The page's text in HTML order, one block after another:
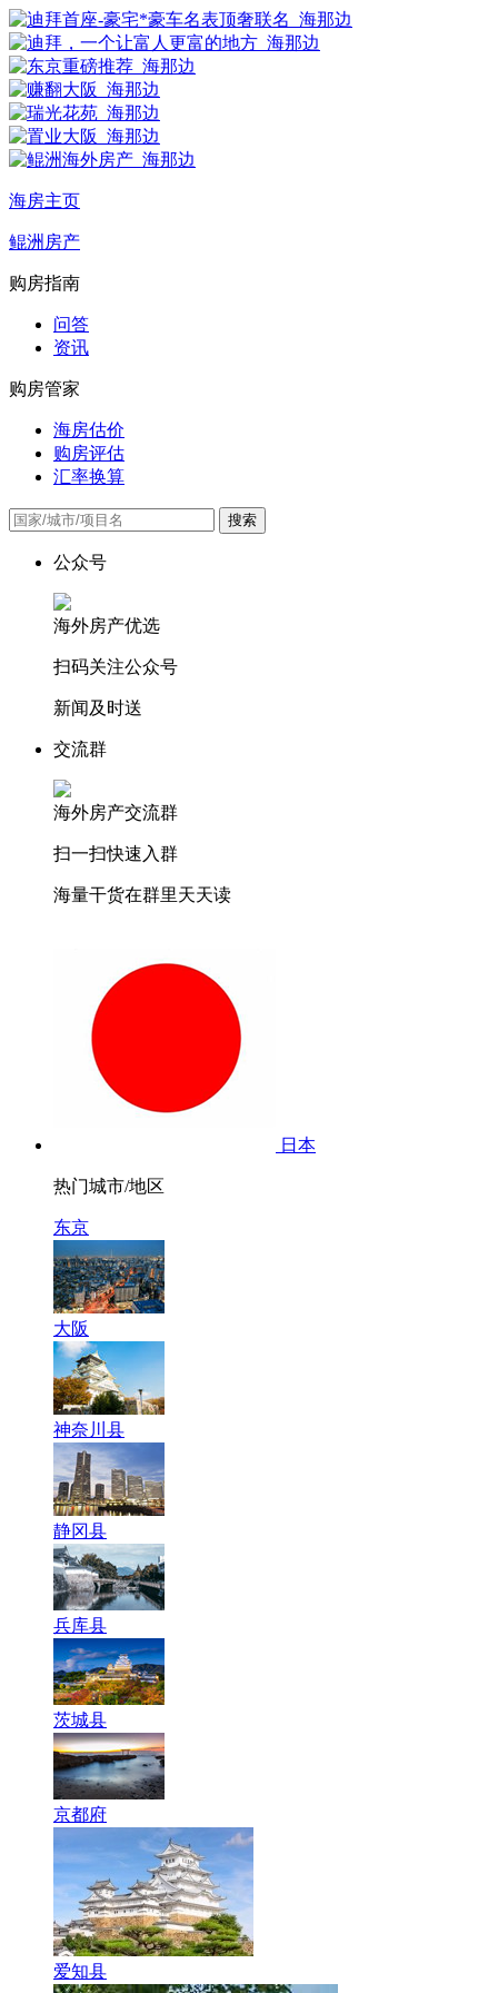
海房主页
鲲洲房产
购房指南
问答
资讯
购房管家
海房估价
购房评估
汇率换算
搜索
公众号
海外房产优选
扫码关注公众号
新闻及时送
交流群
海外房产交流群
扫一扫快速入群
海量干货在群里天天读
日本
热门城市/地区
东京
大阪
神奈川县
静冈县
兵库县
茨城县
京都府
爱知县